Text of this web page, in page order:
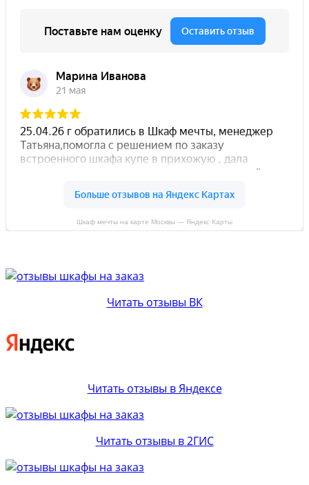
Шкаф мечты на карте Москвы — Яндекс Карты
Читать отзывы ВК
Читать отзывы в Яндексе
Читать отзывы в 2ГИС